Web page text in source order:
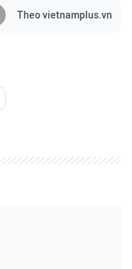
Theo vietnamplus.vn